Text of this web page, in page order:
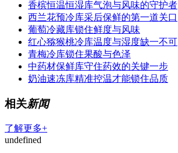
香槟恒温恒湿库气泡与风味的守护者
西兰花预冷库采后保鲜的第一道关口
葡萄冷藏库锁住鲜度与风味
红心猕猴桃冷库温度与湿度缺一不可
青梅冷库锁住果酸与色泽
中药材保鲜库守住药效的关键一步
奶油速冻库精准控温才能锁住品质
相关新闻
了解更多+
undefined